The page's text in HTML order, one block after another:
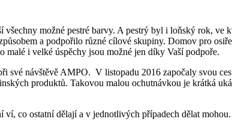
všechny možné pestré barvy. A pestrý byl i loňský rok,
a podpořilo různé cílové skupiny. Domov pro
i velké úspěchy jsou možné jen díky Vaší podpoře.
své návštěvě AMPO. V listopadu 2016 započaly svou
produktů. Takovou malou ochutnávkou je krátká
co ostatní dělají a v jednotlivých případech dělat